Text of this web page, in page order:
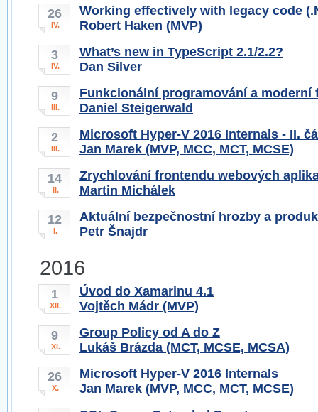
26
IV.
Working effectively with legacy code
Robert Haken (MVP)
3
IV.
What’s new in TypeScript 2.1/2.2?
Dan Silver
9
III.
Funkcionální programování a moderní
Daniel Steigerwald
2
III.
Microsoft Hyper-V 2016 Internals - II.
Jan Marek (MVP, MCC, MCT, MCSE)
14
II.
Zrychlování frontendu webových
Martin Michálek
12
I.
Aktuální bezpečnostní hrozby a
Petr Šnajdr
2016
1
XII.
Úvod do Xamarinu 4.1
Vojtěch Mádr (MVP)
9
XI.
Group Policy od A do Z
Lukáš Brázda (MCT, MCSE, MCSA)
26
X.
Microsoft Hyper-V 2016 Internals
Jan Marek (MVP, MCC, MCT, MCSE)